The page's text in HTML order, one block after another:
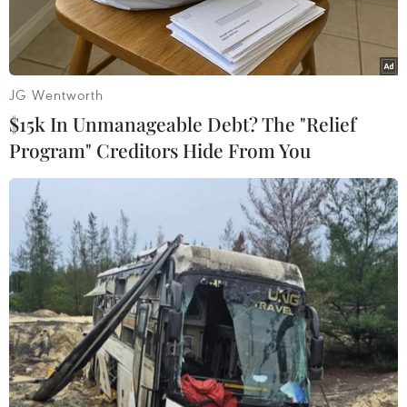
Châu chấu tre lưng vàng xuất hiện gây hại cho cây trồng tại xã
Thiện Hòa, huyện Bình Gia, tỉnh Lạng Sơn. (Ảnh: TTXVN phát)
Theo báo cáo nhanh từ các địa phương tại tỉnh
Lạng Sơn, châu chấu tre lưng vàng đã xuất hiện
gây hại trên địa bàn xã Thiện Hoà (huyện Bình
JG Wentworth
$15k In Unmanageable Debt? The "Relief
Program" Creditors Hide From You